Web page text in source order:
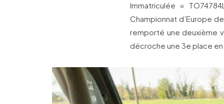
Immatriculée «
Championnat d’Europe
remporté une deuxième
décroche une 3e place